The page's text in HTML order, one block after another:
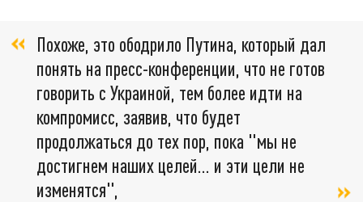
Похоже, это ободрило Путина, который дал
понять на пресс-конференции, что не готов
говорить с Украиной, тем более идти на
компромисс, заявив, что будет
продолжаться до тех пор, пока "мы не
достигнем наших целей... и эти цели не
изменятся",